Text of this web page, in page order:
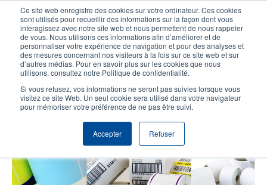
Ce site web enregistre des cookies sur votre ordinateur. Ces cookies
sont utilisés pour recueillir des informations sur la façon dont vous
interagissez avec notre site web et nous permettent de nous rappeler
de vous. Nous utilisons ces informations afin d’améliorer et de
personnaliser votre expérience de navigation et pour des analyses et
des mesures concernant nos visiteurs à la fois sur ce site web et sur
d’autres médias. Pour en savoir plus sur les cookies que nous
utilisons, consultez notre Politique de confidentialité.
Si vous refusez, vos informations ne seront pas suivies lorsque vous
visitez ce site Web. Un seul cookie sera utilisé dans votre navigateur
pour mémoriser votre préférence de ne pas être suivi.
Accepter Refuser
contenu
principal
User
account
menu
User
Header
Sélecteur de produits Tech Support
Contacter le service commercial
Étiquettes thermiques